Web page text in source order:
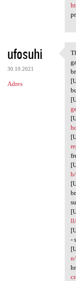
ufosuhi
30.10.2021
Adres
b/
-
n/